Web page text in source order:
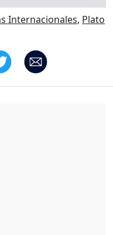
Internacionales, Plato